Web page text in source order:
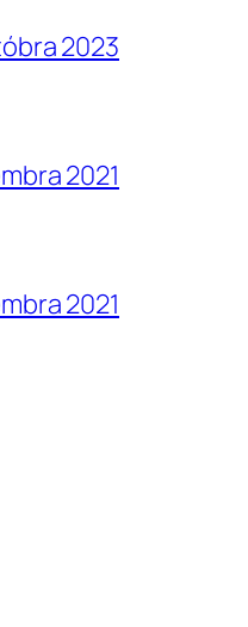
2023
2021
2021